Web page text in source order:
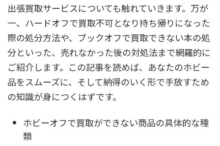
出張買取サービスについても触れていきます。万が
一、ハードオフで買取不可となり持ち帰りになった
際の処分方法や、ブックオフで買取できない本の処
分といった、売れなかった後の対処法まで網羅的に
ご紹介します。この記事を読めば、あなたのホビー
品をスムーズに、そして納得のいく形で手放すため
の知識が身につくはずです。
ホビーオフで買取ができない商品の具体的な種
類